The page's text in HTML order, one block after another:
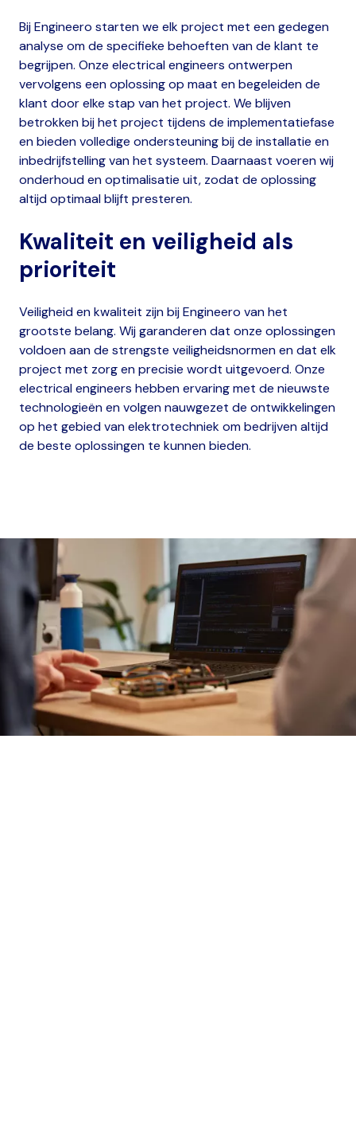
Bij Engineero starten we elk project met een gedegen
analyse om de specifieke behoeften van de klant te
begrijpen. Onze electrical engineers ontwerpen
vervolgens een oplossing op maat en begeleiden de
klant door elke stap van het project. We blijven
betrokken bij het project tijdens de implementatiefase
en bieden volledige ondersteuning bij de installatie en
inbedrijfstelling van het systeem. Daarnaast voeren wij
onderhoud en optimalisatie uit, zodat de oplossing
altijd optimaal blijft presteren.
Kwaliteit en veiligheid als
prioriteit
Veiligheid en kwaliteit zijn bij Engineero van het
grootste belang. Wij garanderen dat onze oplossingen
voldoen aan de strengste veiligheidsnormen en dat elk
project met zorg en precisie wordt uitgevoerd. Onze
electrical engineers hebben ervaring met de nieuwste
technologieën en volgen nauwgezet de ontwikkelingen
op het gebied van elektrotechniek om bedrijven altijd
de beste oplossingen te kunnen bieden.